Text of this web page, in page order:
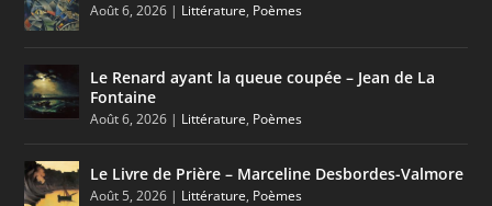
Août 6, 2026 | Littérature, Poèmes
Le Renard ayant la queue coupée – Jean de La
Fontaine
Août 6, 2026 | Littérature, Poèmes
Le Livre de Prière – Marceline Desbordes-Valmore
Août 5, 2026 | Littérature, Poèmes